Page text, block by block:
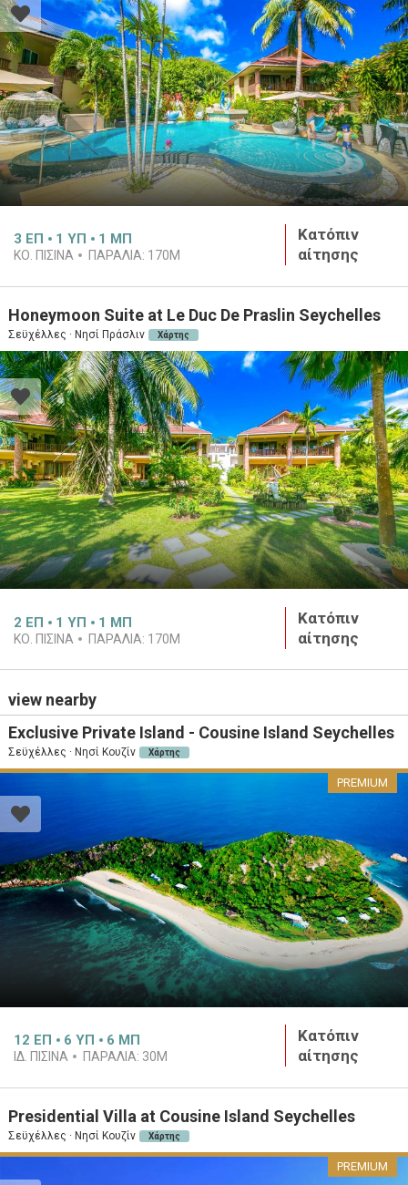
3 ΕΠ 1 ΥΠ 1 ΜΠ
ΚΟ. ΠΙΣΙΝΑ ΠΑΡΑΛΙΑ: 170M
Κατόπιν
αίτησης
Honeymoon Suite at Le Duc De Praslin Seychelles
Σεϋχέλλες · Νησί Πράσλιν Χάρτης
2 ΕΠ 1 ΥΠ 1 ΜΠ
ΚΟ. ΠΙΣΙΝΑ ΠΑΡΑΛΙΑ: 170M
Κατόπιν
αίτησης
view nearby
Exclusive Private Island - Cousine Island Seychelles
Σεϋχέλλες · Νησί Κουζίν Χάρτης
PREMIUM
12 ΕΠ 6 ΥΠ 6 ΜΠ
ΙΔ. ΠΙΣΊΝΑ ΠΑΡΑΛΊΑ: 30M
Κατόπιν
αίτησης
Presidential Villa at Cousine Island Seychelles
Σεϋχέλλες · Νησί Κουζίν Χάρτης
PREMIUM